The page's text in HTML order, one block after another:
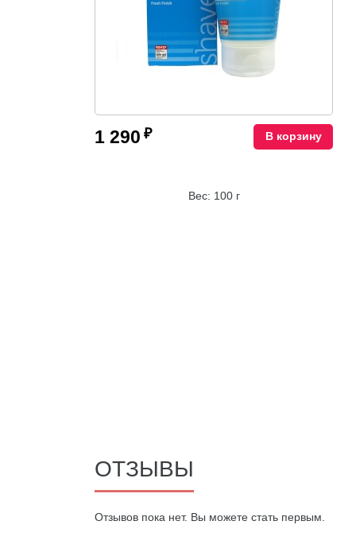
Вес: 100 г
1 290 ₽ В корзину
ОТЗЫВЫ
Oтзывов пока нет. Вы можете стать первым.